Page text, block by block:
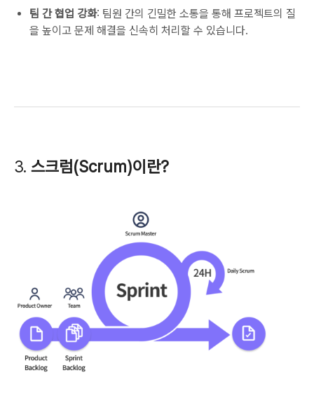
팀 간 협업 강화: 팀원 간의 긴밀한 소통을 통해 프로젝트의 질
을 높이고 문제 해결을 신속히 처리할 수 있습니다.
3. 스크럼(Scrum)이란?